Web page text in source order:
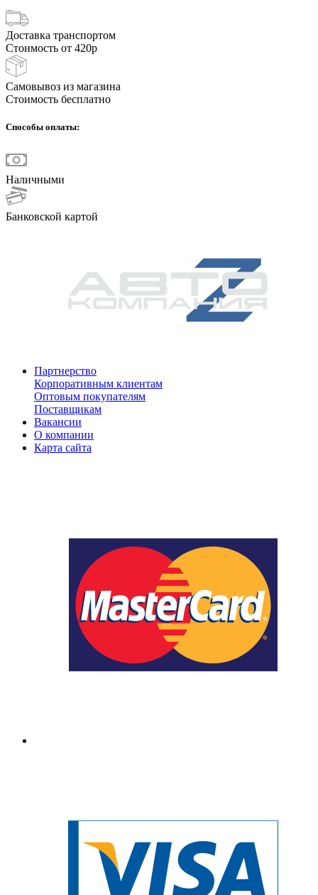
Доставка транспортом
Стоимость от 420р
Самовывоз из магазина
Стоимость бесплатно
Способы оплаты:
Наличными
Банковской картой
Партнерство
Корпоративным клиентам
Оптовым покупателям
Поставщикам
Вакансии
О компании
Карта сайта